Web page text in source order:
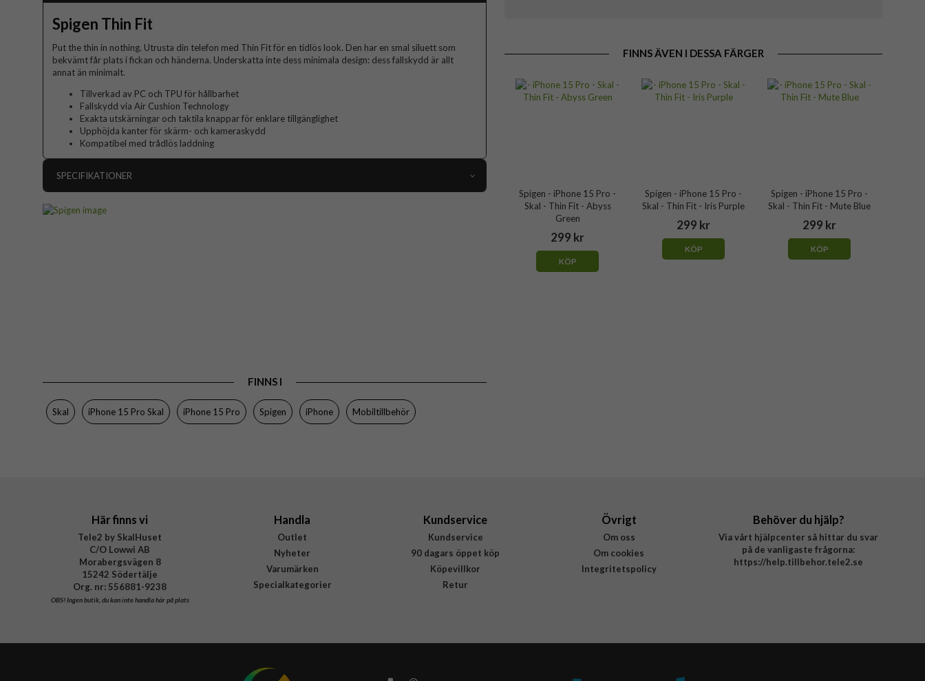
FINNS ÄVEN I DESSA FÄRGER
Spigen - iPhone 15 Pro -
Skal - Thin Fit - Abyss
Green
299 kr
KÖP
Spigen - iPhone 15 Pro -
Skal - Thin Fit - Iris Purple
299 kr
KÖP
Spigen - iPhone 15 Pro -
Skal - Thin Fit - Mute Blue
299 kr
KÖP
Spigen Thin Fit
Put the thin in nothing. Utrusta din telefon med Thin Fit för en tidlös look. Den har en smal siluett som
bekvämt får plats i fickan och händerna. Underskatta inte dess minimala design: dess fallskydd är allt
annat än minimalt.
Tillverkad av PC och TPU för hållbarhet
Fallskydd via Air Cushion Technology
Exakta utskärningar och taktila knappar för enklare tillgänglighet
Upphöjda kanter för skärm- och kameraskydd
Kompatibel med trådlös laddning
SPECIFIKATIONER
FINNS I
Skal iPhone 15 Pro Skal iPhone 15 Pro Spigen iPhone Mobiltillbehör
Här finns vi
Tele2 by SkalHuset
C/O Lowwi AB
Morabergsvägen 8
15242 Södertälje
Org. nr: 556881-9238
OBS!Ingen butik, du kan inte handla här på plats
Handla
Outlet
Nyheter
Varumärken
Specialkategorier
Kundservice
Kundservice
90 dagars öppet köp
Köpevillkor
Retur
Övrigt
Om oss
Om cookies
Integritetspolicy
Behöver du hjälp?
Via vårt hjälpcenter så hittar du svar
på de vanligaste frågorna:
https://help.tillbehor.tele2.se